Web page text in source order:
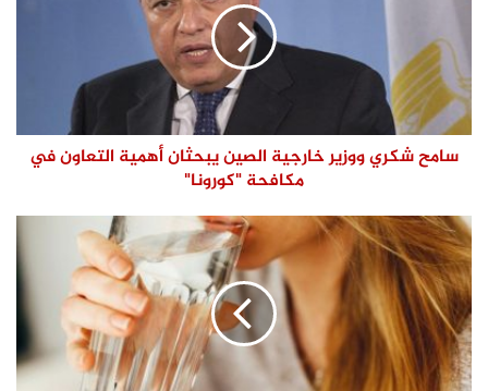
سامح شكري ووزير خارجية الصين يبحثان أهمية التعاون في
مكافحة "كورونا"